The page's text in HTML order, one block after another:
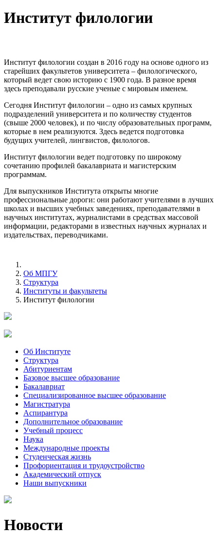
Институт филологии
Институт филологии создан в 2016 году на основе одного из
старейших факультетов университета – филологического,
который ведет свою историю с 1900 года. В разное время
здесь преподавали русские ученые с мировым именем.
Сегодня Институт филологии – одно из самых крупных
подразделений университета и по количеству студентов
(свыше 2000 человек), и по числу образовательных программ,
которые в нем реализуются. Здесь ведется подготовка
будущих учителей, лингвистов, филологов.
Институт филологии ведет подготовку по широкому
сочетанию профилей бакалавриата и магистерским
программам.
Для выпускников Института открыты многие
профессиональные дороги: они работают учителями в лучших
школах и высших учебных заведениях, преподавателями в
научных институтах, журналистами в средствах массовой
информации, редакторами в известных научных журналах и
издательствах, переводчиками.
Об МПГУ
Структура
Институты и факультеты
Институт филологии
Об Институте
Структура
Абитуриентам
Базовое высшее образование
Бакалавриат
Специализированное высшее образование
Магистратура
Аспирантура
Дополнительное образование
Учебный процесс
Наука
Международные проекты
Студенческая жизнь
Профориентация и трудоустройство
Академический отпуск
Наши выпускники
Новости